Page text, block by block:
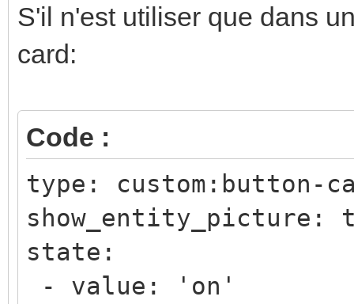
S'il n'est utiliser que dans
card:
Code :
type: custom:button-
show_entity_picture:
state:
- value: 'on'